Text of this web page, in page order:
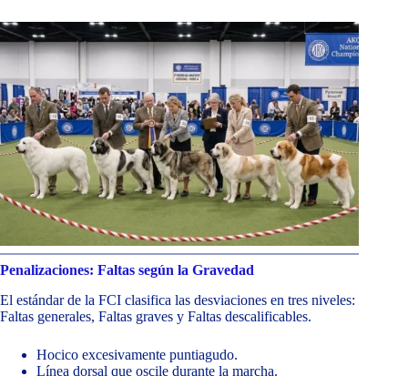
Penalizaciones: Faltas según la Gravedad
El estándar de la FCI clasifica las desviaciones en tres niveles:
Faltas generales, Faltas graves y Faltas descalificables.
Hocico excesivamente puntiagudo.
Línea dorsal que oscile durante la marcha.